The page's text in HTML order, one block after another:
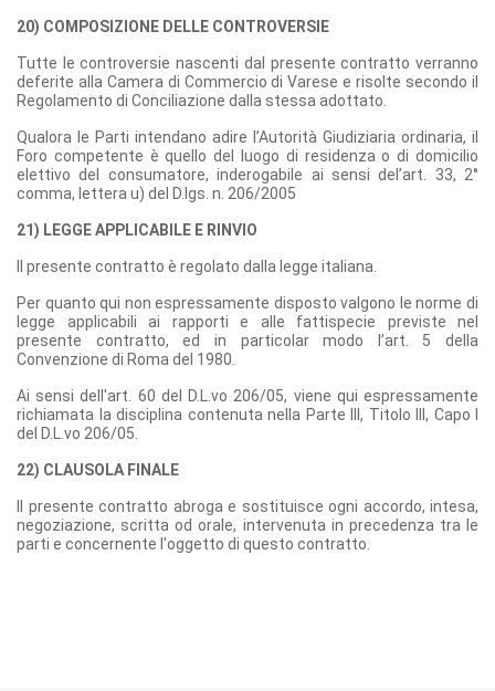
20) COMPOSIZIONE DELLE CONTROVERSIE
Tutte le controversie nascenti dal presente contratto verranno
deferite alla Camera di Commercio di Varese e risolte secondo il
Regolamento di Conciliazione dalla stessa adottato.
Qualora le Parti intendano adire l’Autorità Giudiziaria ordinaria, il
Foro competente è quello del luogo di residenza o di domicilio
elettivo del consumatore, inderogabile ai sensi del’art. 33, 2°
comma, lettera u) del D.lgs. n. 206/2005
21) LEGGE APPLICABILE E RINVIO
Il presente contratto è regolato dalla legge italiana.
Per quanto qui non espressamente disposto valgono le norme di
legge applicabili ai rapporti e alle fattispecie previste nel
presente contratto, ed in particolar modo l’art. 5 della
Convenzione di Roma del 1980.
Ai sensi dell'art. 60 del D.L.vo 206/05, viene qui espressamente
richiamata la disciplina contenuta nella Parte III, Titolo III, Capo I
del D.L.vo 206/05.
22) CLAUSOLA FINALE
Il presente contratto abroga e sostituisce ogni accordo, intesa,
negoziazione, scritta od orale, intervenuta in precedenza tra le
parti e concernente l'oggetto di questo contratto.